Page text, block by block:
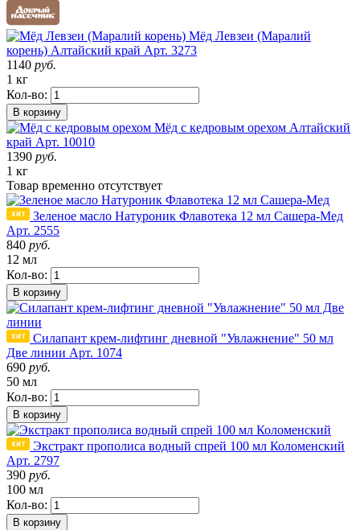
Мёд Левзеи (Маралий
корень) Алтайский край Арт. 3273
1140 руб.
1 кг
Кол-во:
В корзину
Мёд с кедровым орехом Алтайский
край Арт. 10010
1390 руб.
1 кг
Товар временно отсутствует
Зеленое масло Натуроник Флавотека 12 мл Сашера-Мед
Арт. 2555
840 руб.
12 мл
Кол-во:
В корзину
Силапант крем-лифтинг дневной "Увлажнение" 50 мл
Две линии Арт. 1074
690 руб.
50 мл
Кол-во:
В корзину
Экстракт прополиса водный спрей 100 мл Коломенский
Арт. 2797
390 руб.
100 мл
Кол-во:
В корзину